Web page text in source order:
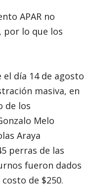
APAR no
por lo que los
día 14 de agosto
masiva, en
de los
Melo
Araya
perras de las
fueron dados
de $250.